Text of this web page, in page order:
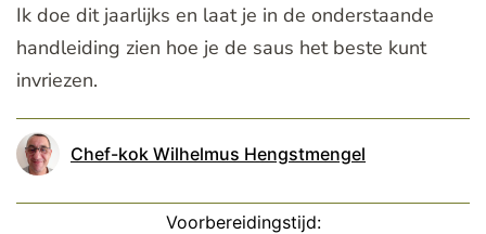
Ik doe dit jaarlijks en laat je in de onderstaande
handleiding zien hoe je de saus het beste kunt
invriezen.
Chef-kok Wilhelmus Hengstmengel
Voorbereidingstijd: